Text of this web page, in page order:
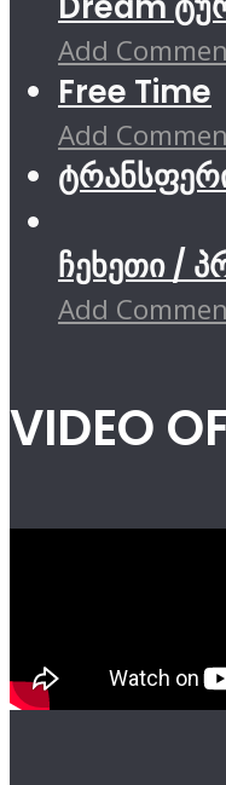
Add
Free Time
Add
ჩეხეთი /
Add
VIDEO